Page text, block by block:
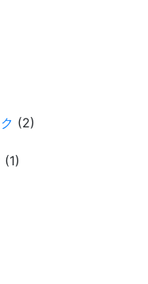
(2)
(1)